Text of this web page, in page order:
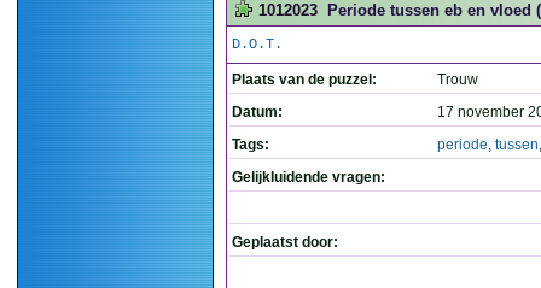
1012023 Periode tussen eb en vloed
D.O.T.
Plaats van de puzzel:
Trouw
Datum:
17 november
Tags:
periode, tussen
Gelijkluidende vragen:
Geplaatst door: